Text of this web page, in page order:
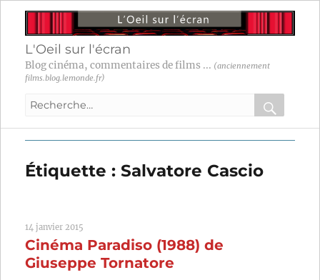
L'Oeil sur l'écran
Blog cinéma, commentaires de films ... (anciennement
films.blog.lemonde.fr)
Recherche
:
OK
Étiquette :Salvatore Cascio
14 janvier 2015
Cinéma Paradiso (1988) de
Giuseppe Tornatore